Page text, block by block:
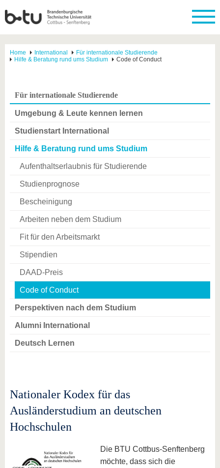
Home International
Für internationale Studierende
Hilfe & Beratung rund ums Studium
Code of Conduct
Für internationale Studierende
Umgebung & Leute kennen lernen
Studienstart International
Hilfe & Beratung rund ums Studium
Aufenthaltserlaubnis für Studierende
Studienprognose
Bescheinigung
Arbeiten neben dem Studium
Fit für den Arbeitsmarkt
Stipendien
DAAD-Preis
Code of Conduct
Perspektiven nach dem Studium
Alumni International
Deutsch Lernen
Nationaler Kodex für das
Ausländerstudium an deutschen
Hochschulen
Die BTU Cottbus-Senftenberg
möchte, dass sich die